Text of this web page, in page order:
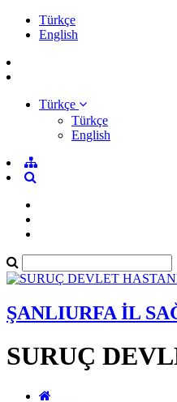
Türkçe
English
Türkçe
Türkçe
English
ŞANLIURFA İL
SURUÇ